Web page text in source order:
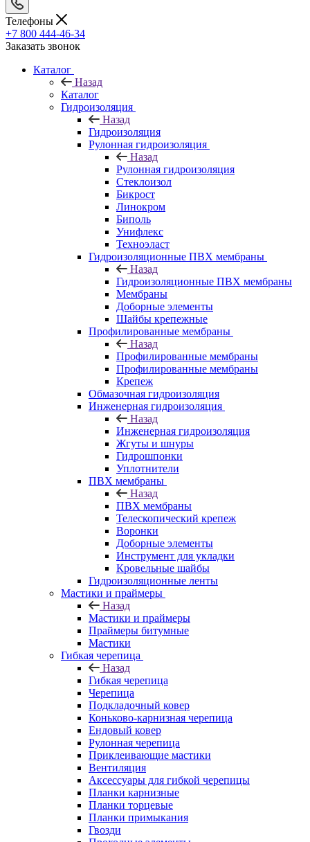
Телефоны
+7 800 444-46-34
Заказать звонок
Каталог
Назад
Каталог
Гидроизоляция
Назад
Гидроизоляция
Рулонная гидроизоляция
Назад
Рулонная гидроизоляция
Стеклоизол
Бикрост
Линокром
Биполь
Унифлекс
Техноэласт
Гидроизоляционные ПВХ мембраны
Назад
Гидроизоляционные ПВХ мембраны
Мембраны
Доборные элементы
Шайбы крепежные
Профилированные мембраны
Назад
Профилированные мембраны
Профилированные мембраны
Крепеж
Обмазочная гидроизоляция
Инженерная гидроизоляция
Назад
Инженерная гидроизоляция
Жгуты и шнуры
Гидрошпонки
Уплотнители
ПВХ мембраны
Назад
ПВХ мембраны
Телескопический крепеж
Воронки
Доборные элементы
Инструмент для укладки
Кровельные шайбы
Гидроизоляционные ленты
Мастики и праймеры
Назад
Мастики и праймеры
Праймеры битумные
Мастики
Гибкая черепица
Назад
Гибкая черепица
Черепица
Подкладочный ковер
Коньково-карнизная черепица
Ендовый ковер
Рулонная черепица
Приклеивающие мастики
Вентиляция
Аксессуары для гибкой черепицы
Планки карнизные
Планки торцевые
Планки примыкания
Гвозди